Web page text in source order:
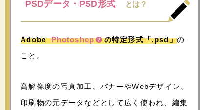
PSDデータ・PSD形式 とは？
Adobe Photoshop の特定形式「.psd」の
こと。
高解像度の写真加工、バナーやWebデザイン、
印刷物の元データなどとして広く使われ、編集